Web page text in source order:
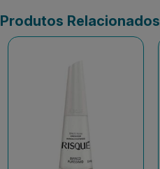
Produtos Relacionados